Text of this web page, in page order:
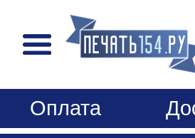
Оплата